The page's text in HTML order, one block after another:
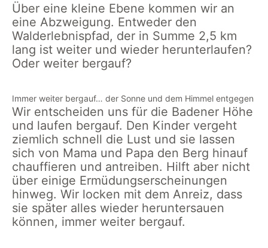
in Herrenwies
gefunden?
Über eine kleine Ebene kommen wir an
eine Abzweigung. Entweder den
Walderlebnispfad, der in Summe 2,5 km
lang ist weiter und wieder herunterlaufen?
Oder weiter bergauf?
Immer weiter bergauf… der Sonne und dem Himmel entgegen
Wir entscheiden uns für die Badener Höhe
und laufen bergauf. Den Kinder vergeht
ziemlich schnell die Lust und sie lassen
sich von Mama und Papa den Berg hinauf
chauffieren und antreiben. Hilft aber nicht
über einige Ermüdungserscheinungen
hinweg. Wir locken mit dem Anreiz, dass
sie später alles wieder heruntersauen
können, immer weiter bergauf.